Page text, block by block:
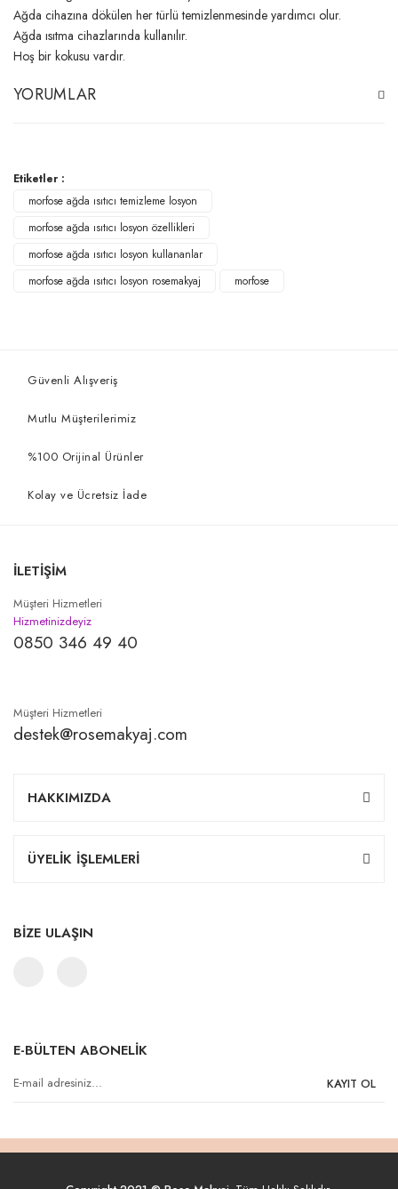
Ağda cihazına dökülen her türlü temizlenmesinde yardımcı olur.
Ağda ısıtma cihazlarında kullanılır.
Hoş bir kokusu vardır.
YORUMLAR
Etiketler :
morfose ağda ısıtıcı temizleme losyon
morfose ağda ısıtıcı losyon özellikleri
morfose ağda ısıtıcı losyon kullananlar
morfose ağda ısıtıcı losyon rosemakyaj
morfose
Güvenli Alışveriş
Mutlu Müşterilerimiz
%100 Orijinal Ürünler
Kolay ve Ücretsiz İade
İLETİŞİM
Müşteri Hizmetleri
Hizmetinizdeyiz
0850 346 49 40
Müşteri Hizmetleri
destek@rosemakyaj.com
HAKKIMIZDA
ÜYELİK İŞLEMLERİ
BİZE ULAŞIN
E-BÜLTEN ABONELİK
KAYIT OL